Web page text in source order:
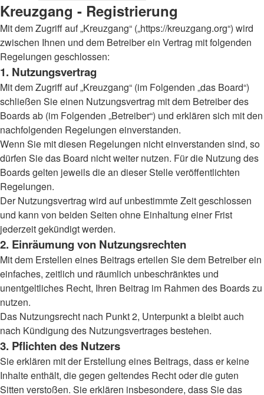
Kreuzgang - Registrierung
Mit dem Zugriff auf „Kreuzgang“ („https://kreuzgang.org“) wird
zwischen Ihnen und dem Betreiber ein Vertrag mit folgenden
Regelungen geschlossen:
1. Nutzungsvertrag
Mit dem Zugriff auf „Kreuzgang“ (im Folgenden „das Board“)
schließen Sie einen Nutzungsvertrag mit dem Betreiber des
Boards ab (im Folgenden „Betreiber“) und erklären sich mit den
nachfolgenden Regelungen einverstanden.
Wenn Sie mit diesen Regelungen nicht einverstanden sind, so
dürfen Sie das Board nicht weiter nutzen. Für die Nutzung des
Boards gelten jeweils die an dieser Stelle veröffentlichten
Regelungen.
Der Nutzungsvertrag wird auf unbestimmte Zeit geschlossen
und kann von beiden Seiten ohne Einhaltung einer Frist
jederzeit gekündigt werden.
2. Einräumung von Nutzungsrechten
Mit dem Erstellen eines Beitrags erteilen Sie dem Betreiber ein
einfaches, zeitlich und räumlich unbeschränktes und
unentgeltliches Recht, Ihren Beitrag im Rahmen des Boards zu
nutzen.
Das Nutzungsrecht nach Punkt 2, Unterpunkt a bleibt auch
nach Kündigung des Nutzungsvertrages bestehen.
3. Pflichten des Nutzers
Sie erklären mit der Erstellung eines Beitrags, dass er keine
Inhalte enthält, die gegen geltendes Recht oder die guten
Sitten verstoßen. Sie erklären insbesondere, dass Sie das